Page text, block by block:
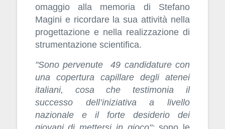
omaggio alla memoria di Stefano
Magini e ricordare la sua attività nella
progettazione e nella realizzazione di
strumentazione scientifica.
"Sono pervenute 49 candidature con
una copertura capillare degli atenei
italiani, cosa che testimonia il
successo dell’iniziativa a livello
nazionale e il forte desiderio dei